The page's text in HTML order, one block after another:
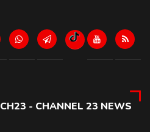
CH23 - CHANNEL 23 NEWS